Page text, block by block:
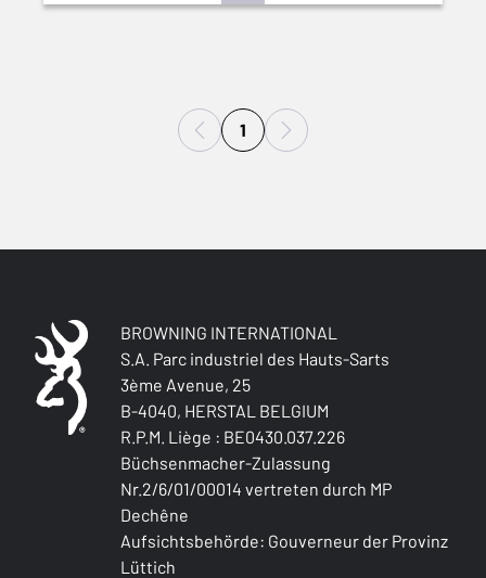
1
BROWNING INTERNATIONAL
S.A. Parc industriel des Hauts-Sarts
3ème Avenue, 25
B-4040, HERSTAL BELGIUM
R.P.M. Liège : BE0430.037.226
Büchsenmacher-Zulassung
Nr.2/6/01/00014 vertreten durch MP
Dechêne
Aufsichtsbehörde: Gouverneur der Provinz
Lüttich